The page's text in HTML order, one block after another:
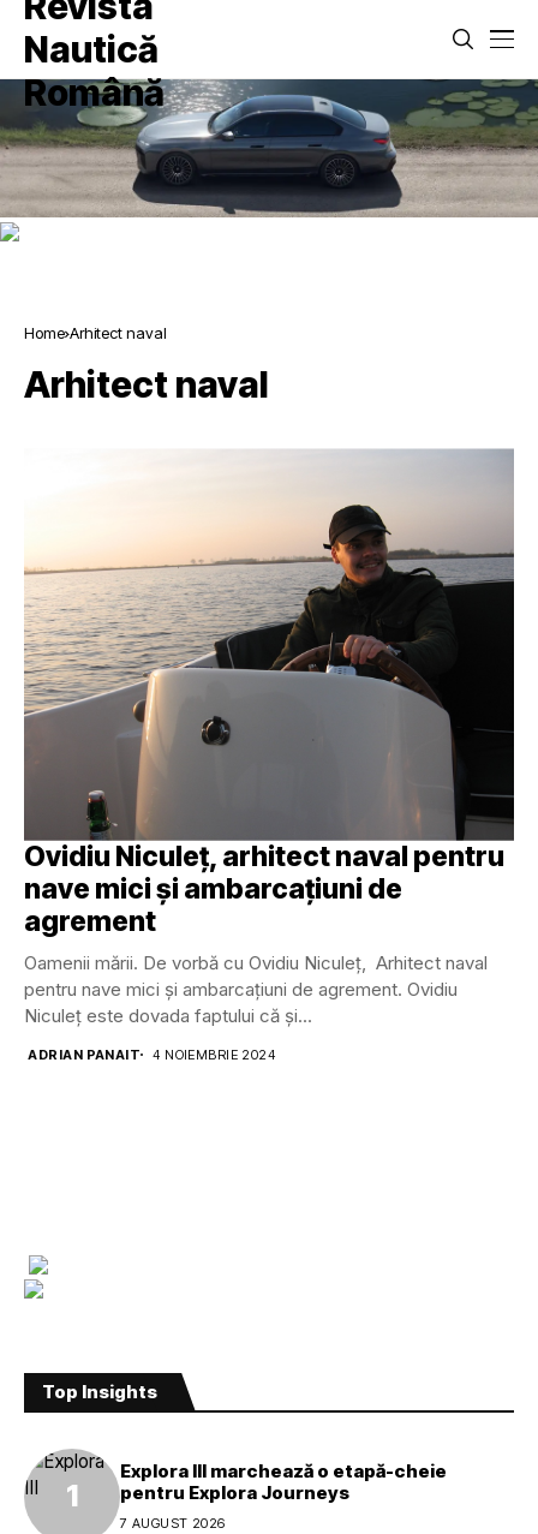
Home Arhitect naval
Arhitect naval
Ovidiu Niculeț, arhitect naval pentru
nave mici și ambarcațiuni de
agrement
Oamenii mării. De vorbă cu Ovidiu Niculeț, Arhitect naval
pentru nave mici și ambarcațiuni de agrement. Ovidiu
Niculeț este dovada faptului că și...
ADRIAN PANAIT 4 NOIEMBRIE 2024
Top Insights
Explora III marchează o etapă-cheie
pentru Explora Journeys
7 AUGUST 2026